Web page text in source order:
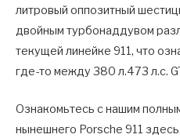
литровый оппозитный
двойным турбонаддувом
текущей линейке 911, что
где-то между 380 л.473 л.с.
Ознакомьтесь с нашим
нынешнего Porsche 911